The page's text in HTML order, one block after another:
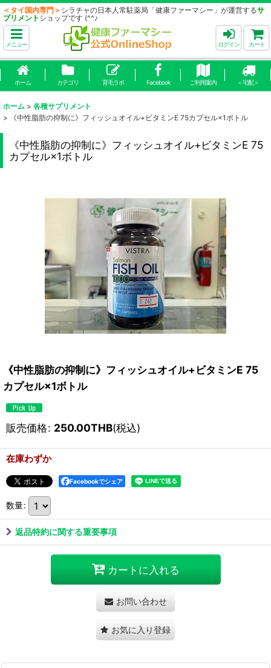
＜タイ国内専門＞ シラチャの日本人常駐薬局「健康ファーマシー」が運営するサ
プリメント ショップです (^^♪
メニュー ログイン カート
ホーム カテゴリ 育毛ラボ Facebook ご利用案内 ＜宅配＞
ホーム > 各種サプリメント
>
《中性脂肪の抑制に》フィッシュオイル+ビタミンE 75カプセル×1ボトル
《中性脂肪の抑制に》フィッシュオイル+ビタミンE 75
カプセル×1ボトル
《中性脂肪の抑制に》フィッシュオイル+ビタミンE 75
カプセル×1ボトル
販売価格: 250.00THB(税込)
在庫わずか
Facebookでシェア
数量:
返品特約に関する重要事項
カートに入れる
お問い合わせ
お気に入り登録